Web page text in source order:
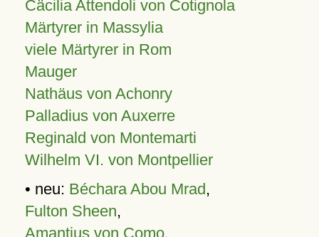
Cäcilia Attendoli von Cotignola
Märtyrer in Massylia
viele Märtyrer in Rom
Mauger
Nathäus von Achonry
Palladius von Auxerre
Reginald von Montemarti
Wilhelm VI. von Montpellier
• neu: Béchara Abou Mrad,
Fulton Sheen,
Amantius von Como,